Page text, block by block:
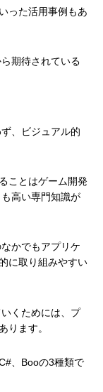
った活用事例もあ
期待されている
、ビジュアル的
ことはゲーム開発
高い専門知識が
かでもアプリケ
に取り組みやすい
くためには、プ
ります。
、Booの3種類で